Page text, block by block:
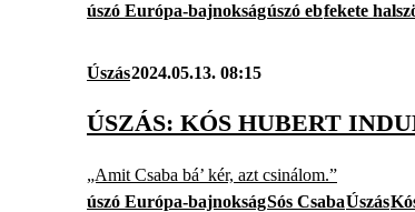
úszó Európa-bajnokságúszó ebfekete
Úszás2024.05.13. 08:15
ÚSZÁS: KÓS HUBERT
„Amit Csaba bá’ kér, azt csinálom.”
úszó Európa-bajnokságSós CsabaÚszás